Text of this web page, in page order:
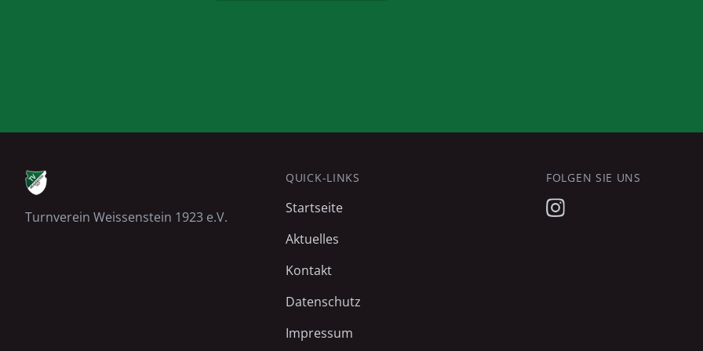
Turnverein Weissenstein 1923 e.V.
QUICK-LINKS
Startseite
Aktuelles
Kontakt
Datenschutz
Impressum
FOLGEN SIE UNS